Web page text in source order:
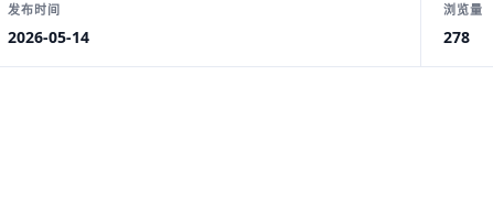
发布时间
2026-05-14
浏览量
278